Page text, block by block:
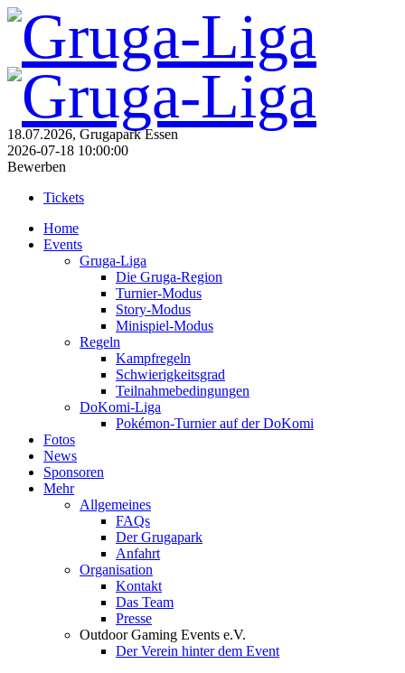
18.07.2026, Grugapark Essen
2026-07-18 10:00:00
Bewerben
Tickets
Home
Events
Gruga-Liga
Die Gruga-Region
Turnier-Modus
Story-Modus
Minispiel-Modus
Regeln
Kampfregeln
Schwierigkeitsgrad
Teilnahmebedingungen
DoKomi-Liga
Pokémon-Turnier auf der DoKomi
Fotos
News
Sponsoren
Mehr
Allgemeines
FAQs
Der Grugapark
Anfahrt
Organisation
Kontakt
Das Team
Presse
Outdoor Gaming Events e.V.
Der Verein hinter dem Event